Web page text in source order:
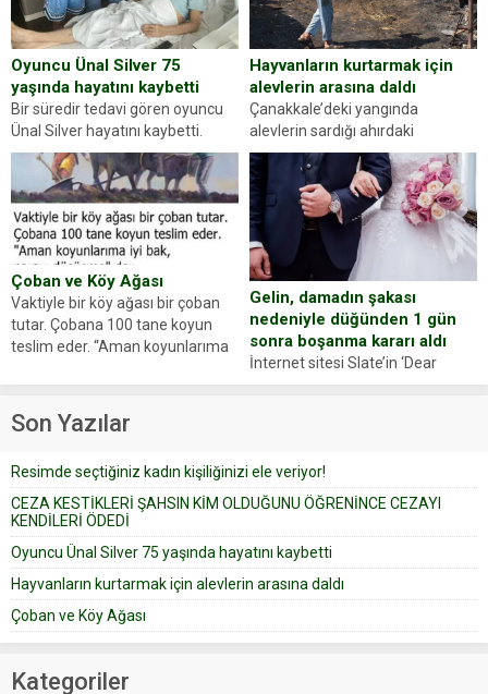
evraklarda eksik olduğunu...
Oyuncu Ünal Silver 75
yaşında hayatını kaybetti
Bir süredir tedavi gören oyuncu
Ünal Silver hayatını kaybetti.
Haberi, oyuncunun menajerlik
ajansı duyurdu. Renda Güner,
sosyal medya hesabında “Usta
Oyuncumuz ve çok değerli
dostumuz...
Hayvanların kurtarmak için
alevlerin arasına daldı
Çanakkale’deki yangında
alevlerin sardığı ahırdaki
hayvanlarını kurtarmak isteyen
Zeki Demir (66) ölümden döndü.
Yüzünde ve ellerinde yanıklar
oluşan Demir, kâbus dolu anları
anlattı… Merkeze bağlı...
Çoban ve Köy Ağası
Vaktiyle bir köy ağası bir çoban
tutar. Çobana 100 tane koyun
teslim eder. “Aman koyunlarıma
Çoban koyunları alır gider. Aylar...
Gelin, damadın şakası
nedeniyle düğünden 1 gün
sonra boşanma kararı aldı
İnternet sitesi Slate’in ‘Dear
Prudence’ isimli tavsiye köşesine
yapıştırdığı için düğünden...
Son Yazılar
Resimde seçtiğiniz kadın kişiliğinizi ele veriyor!
CEZA KESTİKLERİ ŞAHSIN KİM OLDUĞUNU ÖĞRENİNCE CEZAYI
KENDİLERİ ÖDEDİ
Oyuncu Ünal Silver 75 yaşında hayatını kaybetti
Hayvanların kurtarmak için alevlerin arasına daldı
Çoban ve Köy Ağası
Kategoriler